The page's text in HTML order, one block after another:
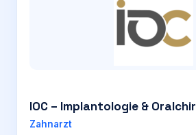
IOC – Implantologie &
Zahnarzt